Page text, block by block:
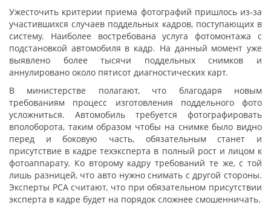
Ужесточить критерии приема фотографий пришлось из-за
участившихся случаев поддельных кадров, поступающих в
систему. Наиболее востребована услуга фотомонтажа с
подстановкой автомобиля в кадр. На данный момент уже
выявлено более тысячи поддельных снимков и
аннулировано около пятисот диагностических карт.
В министерстве полагают, что благодаря новым
требованиям процесс изготовления поддельного фото
усложниться. Автомобиль требуется фотографировать
вполоборота, таким образом чтобы на снимке было видно
перед и боковую часть, обязательным станет и
присутствие в кадре техэксперта в полный рост и лицом к
фотоаппарату. Ко второму кадру требований те же, с той
лишь разницей, что авто нужно снимать с другой стороны.
Эксперты РСА считают, что при обязательном присутствии
эксперта в кадре будет на порядок сложнее смошенничать.